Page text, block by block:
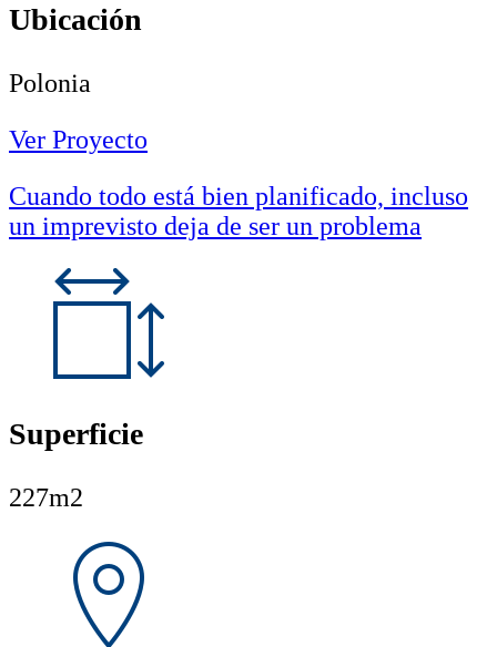
Ubicación
Polonia
Ver Proyecto
Cuando todo está bien planificado, incluso
un imprevisto deja de ser un problema
Superficie
227m2